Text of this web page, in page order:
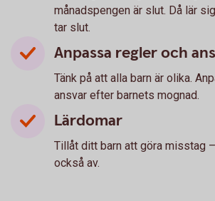
månadspengen är slut. Då lär
tar slut.
Anpassa regler och
Tänk på att alla barn är olika.
ansvar efter barnets mognad.
Lärdomar
Tillåt ditt barn att göra misstag
också av.